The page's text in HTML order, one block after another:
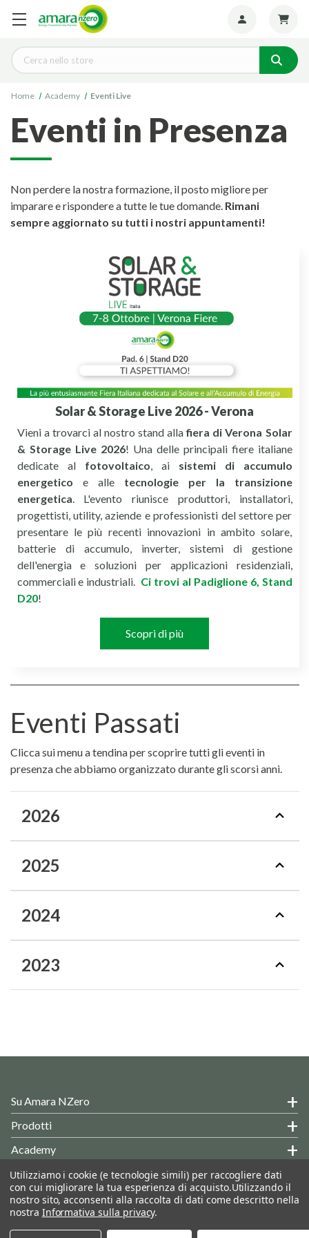
Cerca
Home Academy Eventi Live
Eventi in Presenza
Non perdere la nostra formazione, il posto migliore per
imparare e rispondere a tutte le tue domande. Rimani
sempre aggiornato su tutti i nostri appuntamenti!
Solar & Storage Live 2026 - Verona
Vieni a trovarci al nostro stand allafiera di Verona Solar
& Storage Live 2026! Una delle principali fiere italiane
dedicate al fotovoltaico, ai sistemi di accumulo
energetico e alle tecnologie per la transizione
energetica. L'evento riunisce produttori, installatori,
progettisti, utility, aziende e professionisti del settore per
presentare le più recenti innovazioni in ambito solare,
batterie di accumulo, inverter, sistemi di gestione
dell'energia e soluzioni per applicazioni residenziali,
commerciali e industriali. Ci trovi al Padiglione 6, Stand
D20!
Scopri di più
Eventi Passati
Clicca sui menu a tendina per scoprire tutti gli eventi in
presenza che abbiamo organizzato durante gli scorsi anni.
2026
2025
2024
2023
Su Amara NZero
Prodotti
Academy
Hai Delle Domande?
Informazioni Generali
Utilizziamo i cookie (e tecnologie simili) per raccogliere dati
con cui migliorare la tua esperienza di acquisto.Utilizzando il
nostro sito, acconsenti alla raccolta di dati come descritto nella
nostra Informativa sulla privacy.